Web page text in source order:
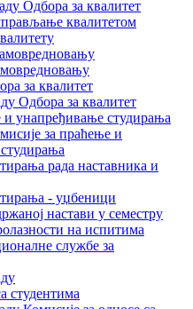
Одбора за квалитет
квалитетом
за квалитет
Одбора за квалитет
и унапређивање студирања
за праћење и
рада наставника и
- уџбеници
настави у семестру
на испитима
службе за
студентима